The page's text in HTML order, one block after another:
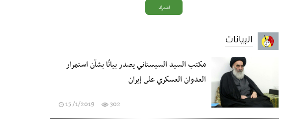
البيانات
مكتب السيد السيستاني يصدر بيانًا بشأن استمرار
العدوان العسكري على إيران
15 /1/2019 302